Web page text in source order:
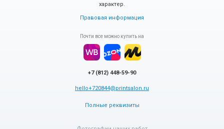
характер.
Правовая информация
Почти все можно купить на
+7 (812) 448-59-90
hello+720844@printsalon.ru
Полные реквизиты